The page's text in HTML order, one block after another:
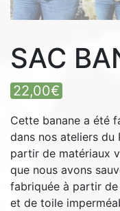
SAC
22,00€
Cette banane a été
dans nos ateliers du
partir de matériaux
que nous avons
fabriquée à partir de
et de toile